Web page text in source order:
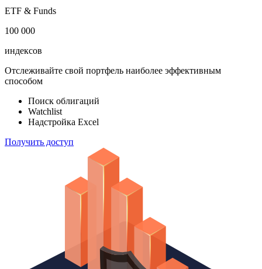
ETF & Funds
100 000
индексов
Отслеживайте свой портфель наиболее эффективным
способом
Поиск облигаций
Watchlist
Надстройка Excel
Получить доступ